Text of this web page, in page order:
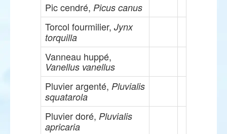
Pic cendré, Picus canus
Torcol fourmilier, Jynx
torquilla
Vanneau huppé,
Vanellus vanellus
Pluvier argenté, Pluvialis
squatarola
Pluvier doré, Pluvialis
apricaria